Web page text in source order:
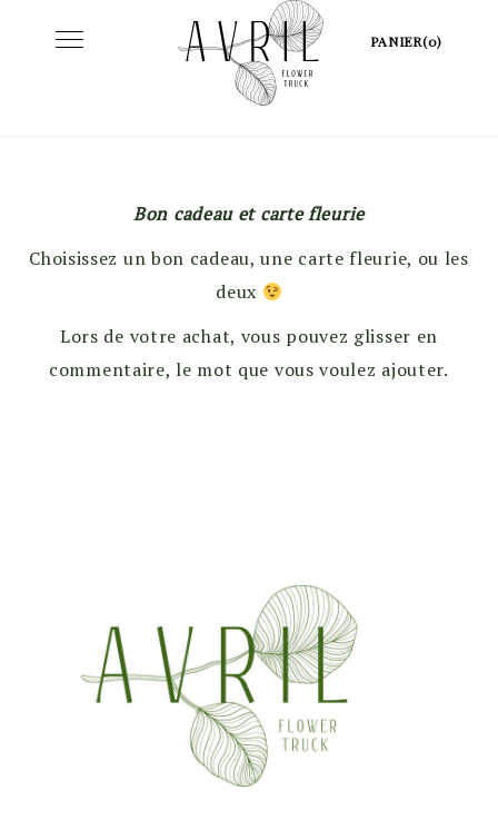
Toggle PANIER(0)
Bon cadeau et carte fleurie
Choisissez un bon cadeau, une carte fleurie, ou les
deux
Lors de votre achat, vous pouvez glisser en
commentaire, le mot que vous voulez ajouter.